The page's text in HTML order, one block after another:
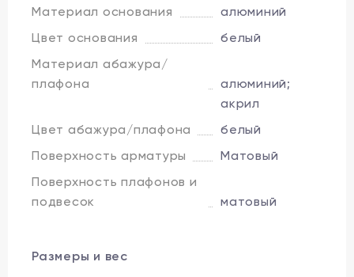
Материал основания
алюминий
Цвет основания
белый
Материал абажура/
плафона
алюминий;
акрил
Цвет абажура/плафона
белый
Поверхность арматуры
Матовый
Поверхность плафонов и
подвесок
матовый
Размеры и вес